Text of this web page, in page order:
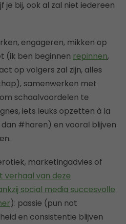
je bij, ook al zal niet iedereen
engageren, mikken op
(ik ben beginnen repinnen,
op volgers zal zijn, alles
samenwerken met
schaalvoordelen te
iets leuks opzetten à la
#haren) en vooral blijven
marketingadvies of
verhaal van deze
social media succesvolle
): passie (pun not
en consistentie blijven